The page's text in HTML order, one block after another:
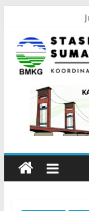
content